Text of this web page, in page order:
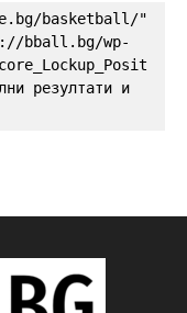
basketball/"
bball.bg/wp-
резултати и